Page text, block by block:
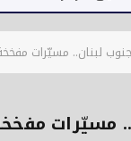
لبنان.. مسيّرات
مسيّرات